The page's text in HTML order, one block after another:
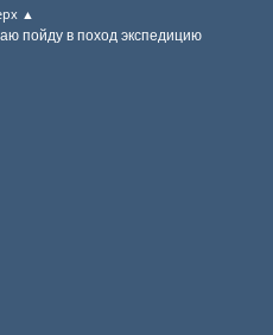
▲
пойду в поход экспедицию